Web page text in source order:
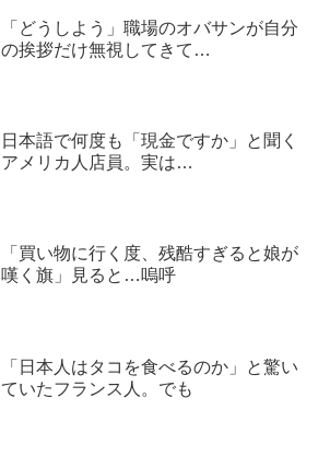
「どうしよう」職場のオバサンが自分
の挨拶だけ無視してきて…
日本語で何度も「現金ですか」と聞く
アメリカ人店員。実は…
「買い物に行く度、残酷すぎると娘が
嘆く旗」見ると…嗚呼
「日本人はタコを食べるのか」と驚い
ていたフランス人。でも